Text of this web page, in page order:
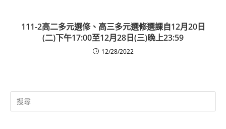
111-2高二多元選修、高三多元選修選課自12月20日
(二)下午17:00至12月28日(三)晚上23:59
12/28/2022
Search
for: